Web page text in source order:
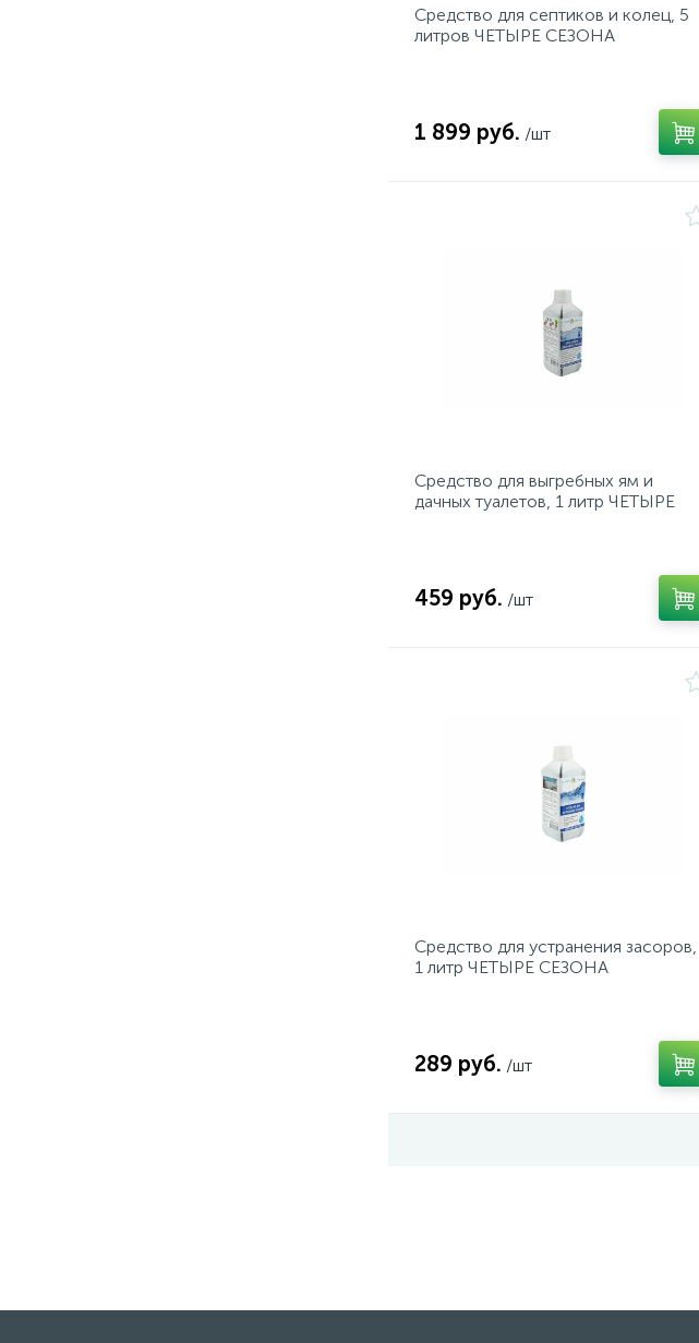
Средство для септиков и колец, 5
литров ЧЕТЫРЕ СЕЗОНА
1 899 руб. /шт
Средство для выгребных ям и
дачных туалетов, 1 литр ЧЕТЫРЕ
459 руб. /шт
Средство для устранения засоров,
1 литр ЧЕТЫРЕ СЕЗОНА
289 руб. /шт